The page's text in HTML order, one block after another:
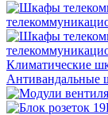
Климатические
Антивандальные